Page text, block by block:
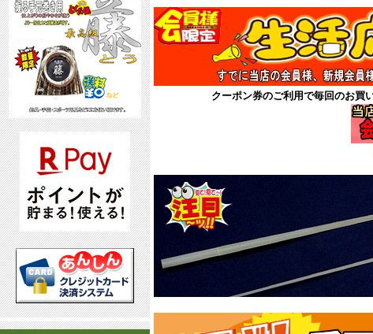
クーポン券のご利用で毎回のお買